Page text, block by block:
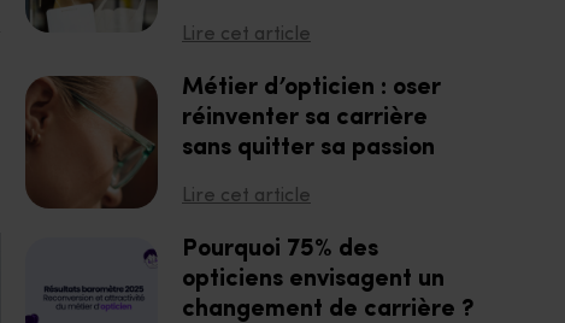
Lire cet article
Métier d’opticien : oser
réinventer sa carrière
sans quitter sa passion
Lire cet article
Pourquoi 75% des
opticiens envisagent un
changement de carrière ?